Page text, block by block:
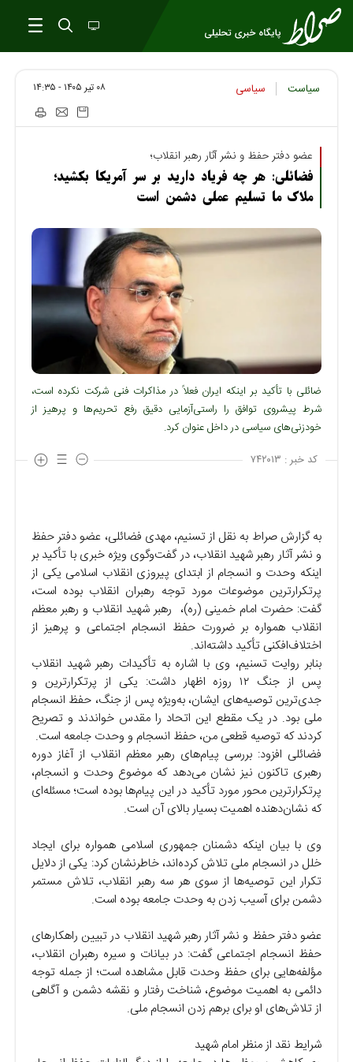
سیاست سیاسی ۰۸ تير ۱۴۰۵ - ۱۴:۳۵
عضو دفتر حفظ و نشر آثار رهبر انقلاب؛
فضائلی: هر چه فریاد دارید بر سر آمریکا بکشید؛
ملاک ما تسلیم عملی دشمن است
ضائلی با تأکید بر اینکه ایران فعلاً در مذاکرات فنی شرکت نکرده است،
شرط پیشروی توافق را راستی‌آزمایی دقیق رفع تحریم‌ها و پرهیز از
خودزنی‌های سیاسی در داخل عنوان کرد.
کد خبر : ۷۴۲۰۱۳
به گزارش صراط به نقل از تسنیم، مهدی فضائلی، عضو دفتر حفظ
و نشر آثار رهبر شهید انقلاب، در گفت‌وگوی ویژه خبری با تأکید بر
اینکه وحدت و انسجام از ابتدای پیروزی انقلاب اسلامی یکی از
پرتکرارترین موضوعات مورد توجه رهبران انقلاب بوده است،
گفت: حضرت امام خمینی (ره)، رهبر شهید انقلاب و رهبر معظم
انقلاب همواره بر ضرورت حفظ انسجام اجتماعی و پرهیز از
اختلاف‌افکنی تأکید داشته‌اند.
بنابر روایت تسنیم، وی با اشاره به تأکیدات رهبر شهید انقلاب
پس از جنگ ۱۲ روزه اظهار داشت: یکی از پرتکرارترین و
جدی‌ترین توصیه‌های ایشان، به‌ویژه پس از جنگ، حفظ انسجام
ملی بود. در یک مقطع این اتحاد را مقدس خواندند و تصریح
کردند که توصیه قطعی من، حفظ انسجام و وحدت جامعه است.
فضائلی افزود: بررسی پیام‌های رهبر معظم انقلاب از آغاز دوره
رهبری تاکنون نیز نشان می‌دهد که موضوع وحدت و انسجام،
پرتکرارترین محور مورد تأکید در این پیام‌ها بوده است؛ مسئله‌ای
که نشان‌دهنده اهمیت بسیار بالای آن است.
وی با بیان اینکه دشمنان جمهوری اسلامی همواره برای ایجاد
خلل در انسجام ملی تلاش کرده‌اند، خاطرنشان کرد: یکی از دلایل
تکرار این توصیه‌ها از سوی هر سه رهبر انقلاب، تلاش مستمر
دشمن برای آسیب زدن به وحدت جامعه بوده است.
عضو دفتر حفظ و نشر آثار رهبر شهید انقلاب در تبیین راهکارهای
حفظ انسجام اجتماعی گفت: در بیانات و سیره رهبران انقلاب،
مؤلفه‌هایی برای حفظ وحدت قابل مشاهده است؛ از جمله توجه
دائمی به اهمیت موضوع، شناخت رفتار و نقشه دشمن و آگاهی
از تلاش‌های او برای برهم زدن انسجام ملی.
شرایط نقد از منظر امام شهید